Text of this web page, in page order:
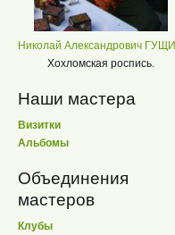
Николай Александрович
Хохломская роспись.
Наши мастера
Визитки
Альбомы
Объединения
мастеров
Клубы